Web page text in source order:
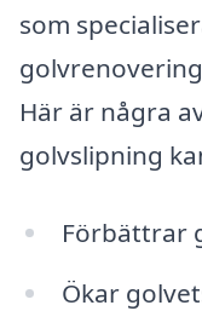
som
Här är några
golvslipning
Förbättrar
Ökar